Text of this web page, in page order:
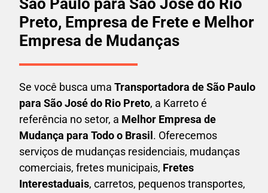
São Paulo para São José do Rio
Preto, Empresa de Frete e Melhor
Empresa de Mudanças
Se você busca uma Transportadora de São Paulo
para São José do Rio Preto, a Karreto é
referência no setor, a Melhor Empresa de
Mudança para Todo o Brasil . Oferecemos
serviços de mudanças residenciais, mudanças
comerciais, fretes municipais, Fretes
Interestaduais, carretos, pequenos transportes,